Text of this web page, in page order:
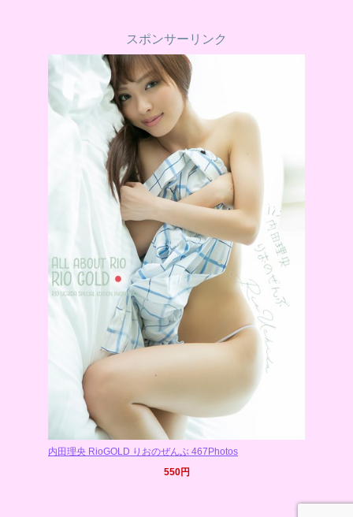
スポンサーリンク
内田理央 RioGOLD りおのぜんぶ 467Photos
550円